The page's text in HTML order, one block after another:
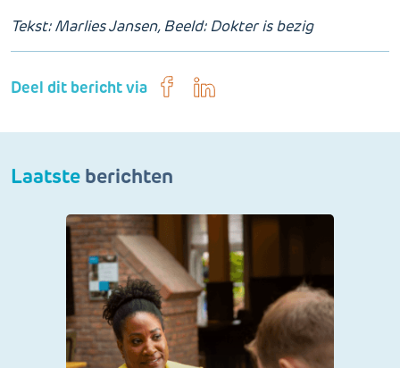
Tekst: Marlies Jansen, Beeld: Dokter is bezig
Deel dit bericht via
Laatste berichten